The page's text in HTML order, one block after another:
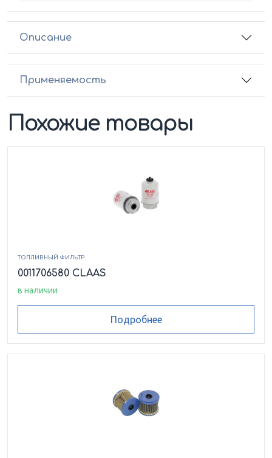
Описание
Применяемость
Похожие товары
ТОПЛИВНЫЙ ФИЛЬТР
0011706580 CLAAS
в наличии
Подробнее